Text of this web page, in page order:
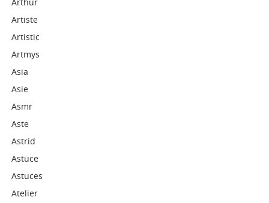
Artiste
Artistic
Artmys
Asia
Asie
Asmr
Aste
Astrid
Astuce
Astuces
Atelier